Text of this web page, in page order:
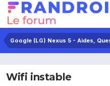
Google (LG) Nexus 5 - Aides,
Wifi instable